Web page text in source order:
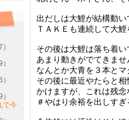
）
）
）
）
で今
出だしは大鯉が結構動
ＴＡＫＥも連続して大
その後は大鯉は落ち着
あまり動きがでてきませ
なんとか大青を３本と
その後に最近やたらと
かけますが、これは残
＃やはり余裕を出しす